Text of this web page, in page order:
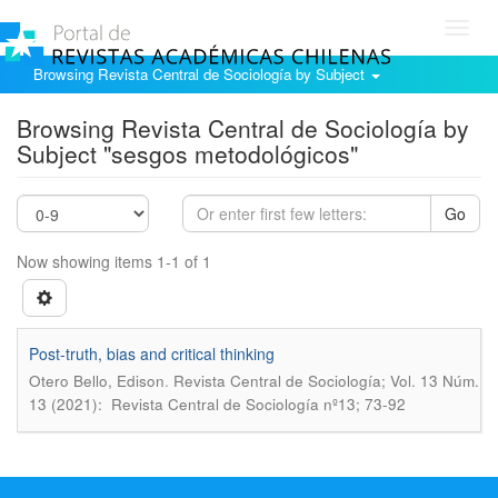
Browsing Revista Central de Sociología by Subject
Browsing Revista Central de Sociología by
Subject "sesgos metodológicos"
Go
Now showing items 1-1 of 1
Post-truth, bias and critical thinking
Otero Bello, Edison. Revista Central de Sociología; Vol. 13 Núm.
13 (2021): Revista Central de Sociología nº13; 73-92